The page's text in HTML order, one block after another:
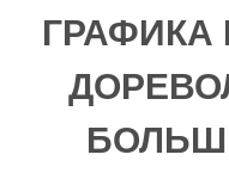
ГРАФИКА